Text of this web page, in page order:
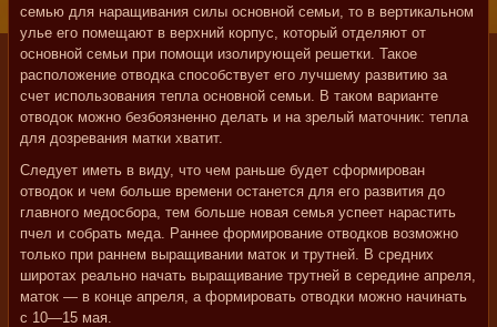
семью для наращивания силы основной семьи, то в вертикальном
улье его помещают в верхний корпус, который отделяют от
основной семьи при помощи изолирующей решетки. Такое
расположение отводка способствует его лучшему развитию за
счет использования тепла основной семьи. В таком варианте
отводок можно безбоязненно делать и на зрелый маточник: тепла
для дозревания матки хватит.
Следует иметь в виду, что чем раньше будет сформирован
отводок и чем больше времени останется для его развития до
главного медосбора, тем больше новая семья успеет нарастить
пчел и собрать меда. Раннее формирование отводков возможно
только при раннем выращивании маток и трутней. В средних
широтах реально начать выращивание трутней в середине апреля,
маток — в конце апреля, а формировать отводки можно начинать
с 10—15 мая.